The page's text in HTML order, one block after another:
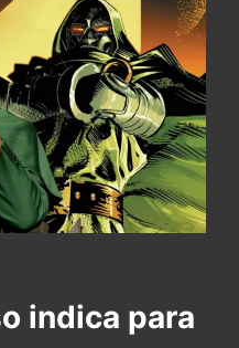
indica para